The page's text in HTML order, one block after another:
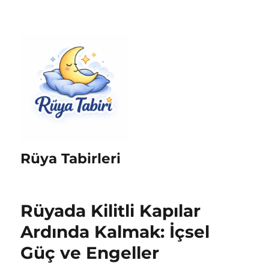
Rüya Tabirleri
Rüyada Kilitli Kapılar
Ardında Kalmak: İçsel
Güç ve Engeller